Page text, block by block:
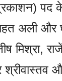
पद के
अली और
मिश्रा,
श्रीवास्तव